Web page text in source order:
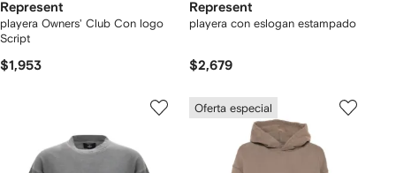
Represent
playera Owners' Club Con logo
Script
$1,953
Represent
playera con eslogan estampado
$2,679
Oferta especial